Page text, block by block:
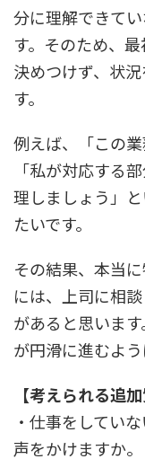
分に理解できて
す。そのため、
決めつけず、状
す。
例えば、「この業
「私が対応する
理しましょう」
たいです。
その結果、本当
には、上司に相
があると思いま
が円滑に進むよう
【考えられる追加
・仕事をしてい
声をかけますか。